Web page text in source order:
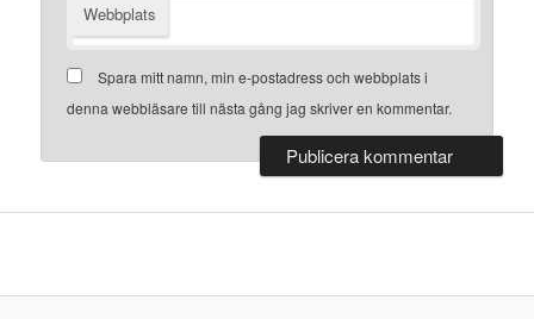
Webbplats
Spara mitt namn, min e-postadress och webbplats i
denna webbläsare till nästa gång jag skriver en kommentar.